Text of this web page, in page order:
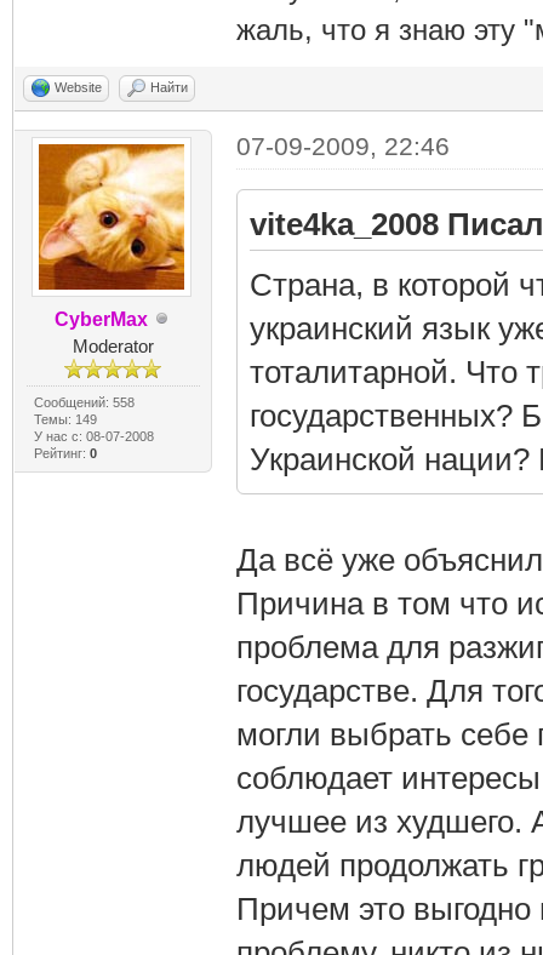
жаль, что я знаю эту
Website Найти
CyberMax
Moderator
Сообщений: 558
Темы: 149
У нас с: 08-07-2008
Рейтинг: 0
07-09-2009, 22:46
vite4ka_2008
Страна, в которой
украинский язык
тоталитарной. Что
государственных?
Украинской
Да всё уже
Причина в том что
проблема для
государстве. Для
могли выбрать себе
соблюдает
лучшее из худшего.
людей продолжать
Причем это выгодно